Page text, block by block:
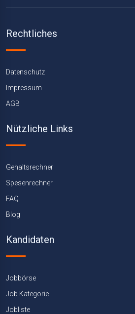
Rechtliches
Datenschutz
Impressum
AGB
Nützliche Links
Gehaltsrechner
Spesenrechner
FAQ
Blog
Kandidaten
Jobbörse
Job Kategorie
Jobliste